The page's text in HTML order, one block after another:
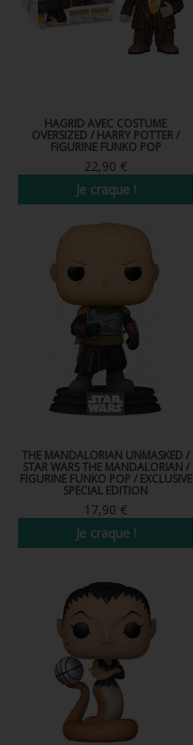
HAGRID AVEC COSTUME
OVERSIZED / HARRY POTTER /
FIGURINE FUNKO POP
22,90 €
Je craque !
THE MANDALORIAN UNMASKED /
STAR WARS THE MANDALORIAN /
FIGURINE FUNKO POP / EXCLUSIVE
SPECIAL EDITION
17,90 €
Je craque !